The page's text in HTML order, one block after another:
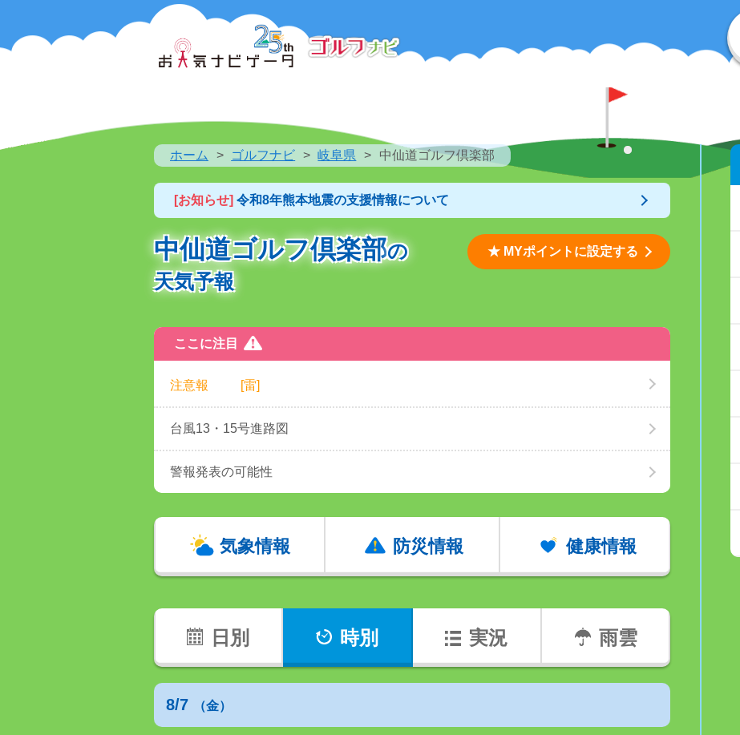
ホーム ゴルフナビ 岐阜県 中仙道ゴルフ倶楽部
[お知らせ] 令和8年熊本地震の支援情報について
中仙道ゴルフ倶楽部の
天気予報
★ MYポイントに設定する
ここに注目
注意報 [雷]
台風13・15号進路図
警報発表の可能性
気象情報 防災情報 健康情報
日別 時別 実況 雨雲
8/7 （金）